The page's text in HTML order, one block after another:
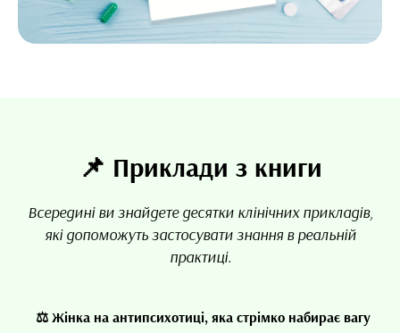
📌 Приклади з книги
Всередині ви знайдете десятки клінічних прикладів,
які допоможуть застосувати знання в реальній
практиці.
⚖️ Жінка на антипсихотиці, яка стрімко набирає вагу